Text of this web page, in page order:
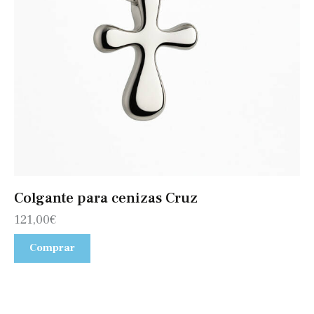
Colgante para cenizas Cruz
121,00€
Comprar